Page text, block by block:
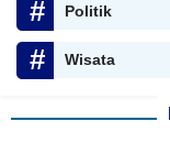
Politik
Wisata